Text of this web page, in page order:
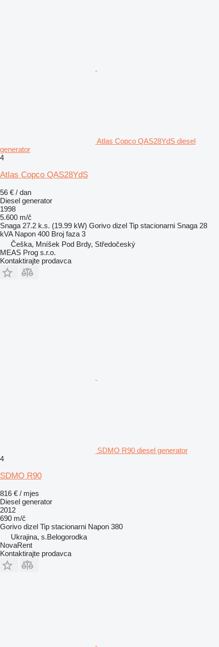
Atlas Copco QAS28YdS diesel
generator
4
Atlas Copco QAS28YdS
56 € / dan
Diesel generator
1998
5.600 m/č
Snaga 27.2 k.s. (19.99 kW) Gorivo dizel Tip stacionarni Snaga 28
kVA Napon 400 Broj faza 3
Češka, Mníšek Pod Brdy, Středočeský
MEAS Prog s.r.o.
Kontaktirajte prodavca
SDMO R90 diesel generator
4
SDMO R90
816 € / mjes
Diesel generator
2012
690 m/č
Gorivo dizel Tip stacionarni Napon 380
Ukrajina, s.Belogorodka
NovaRent
Kontaktirajte prodavca